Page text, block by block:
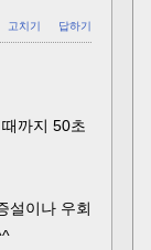
고치기 답하기
까지 50초
설이나 우회